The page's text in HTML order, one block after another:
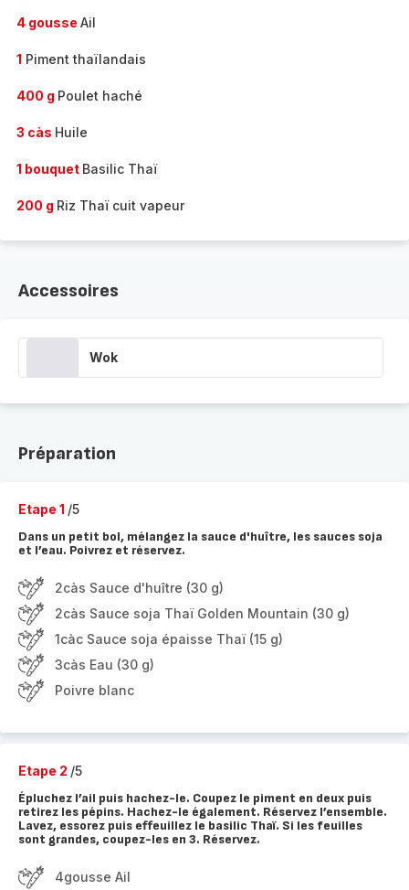
4 gousse Ail
1 Piment thaïlandais
400 g Poulet haché
3 càs Huile
1 bouquet Basilic Thaï
200 g Riz Thaï cuit vapeur
Accessoires
Wok
Préparation
Etape 1 /5
Dans un petit bol, mélangez la sauce d'huître, les sauces soja
et l’eau. Poivrez et réservez.
2càs Sauce d'huître (30 g)
2càs Sauce soja Thaï Golden Mountain (30 g)
1càc Sauce soja épaisse Thaï (15 g)
3càs Eau (30 g)
Poivre blanc
Etape 2 /5
Épluchez l’ail puis hachez-le. Coupez le piment en deux puis
retirez les pépins. Hachez-le également. Réservez l’ensemble.
Lavez, essorez puis effeuillez le basilic Thaï. Si les feuilles
sont grandes, coupez-les en 3. Réservez.
4gousse Ail